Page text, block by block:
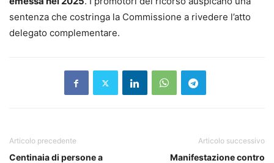
sentenza che costringa la Commissione a rivedere l’atto
delegato complementare.
Articolo precedente
Centinaia di persone a
Articolo successivo
Manifestazione contro